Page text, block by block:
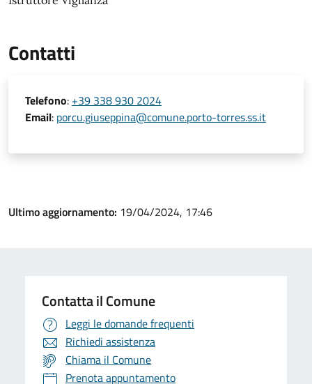
Contatti
Telefono: +39 338 930 2024
Email: porcu.giuseppina@comune.porto-torres.ss.it
Ultimo aggiornamento: 19/04/2024, 17:46
Contatta il Comune
Leggi le domande frequenti
Richiedi assistenza
Chiama il Comune
Prenota appuntamento